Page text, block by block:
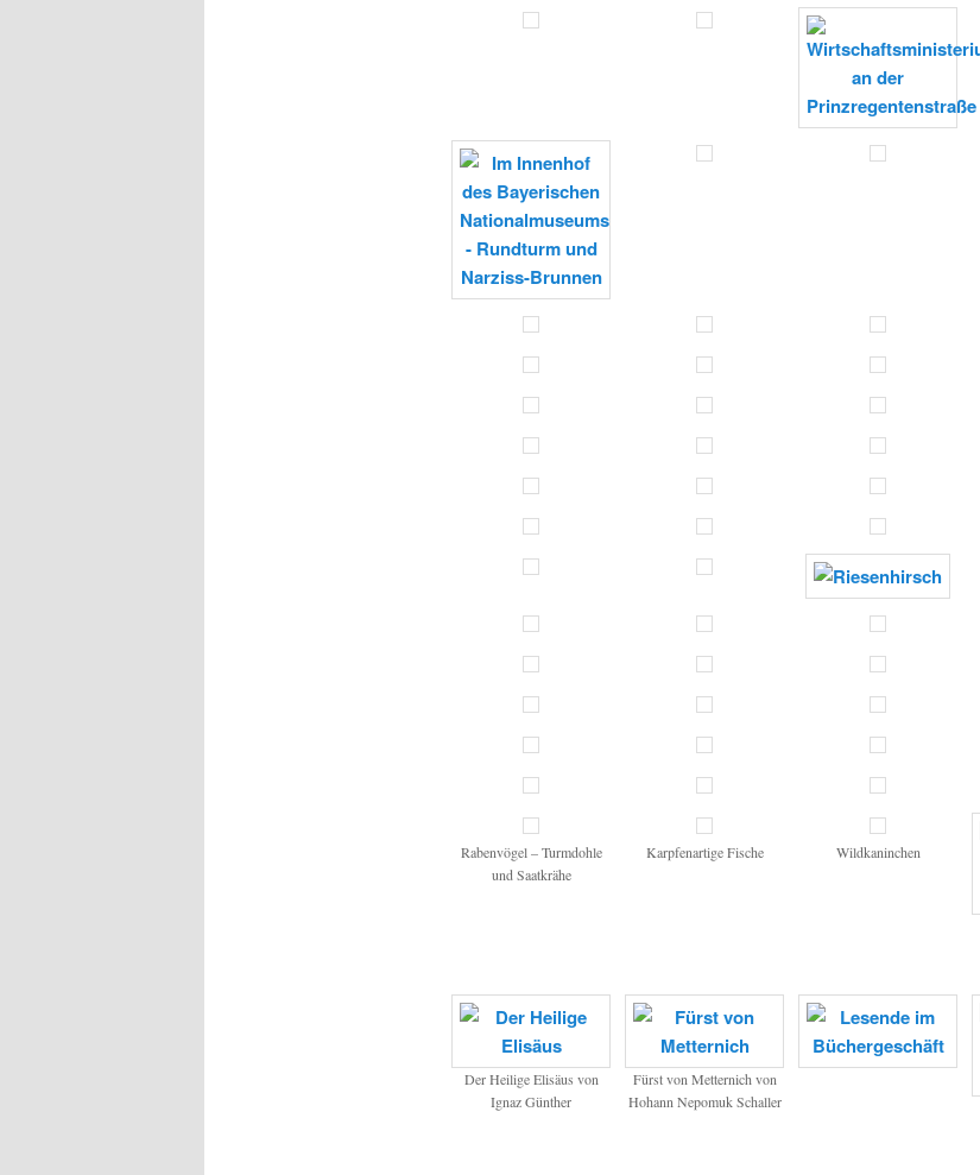
Rabenvögel – Turmdohle
und Saatkrähe
Karpfenartige Fische Wildkaninchen
Der Heilige Elisäus von
Ignaz Günther
Fürst von Metternich von
Hohann Nepomuk Schaller